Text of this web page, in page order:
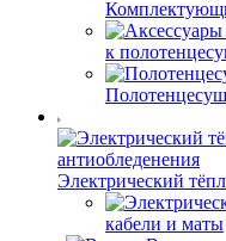
к
Электрический
кабели и маты